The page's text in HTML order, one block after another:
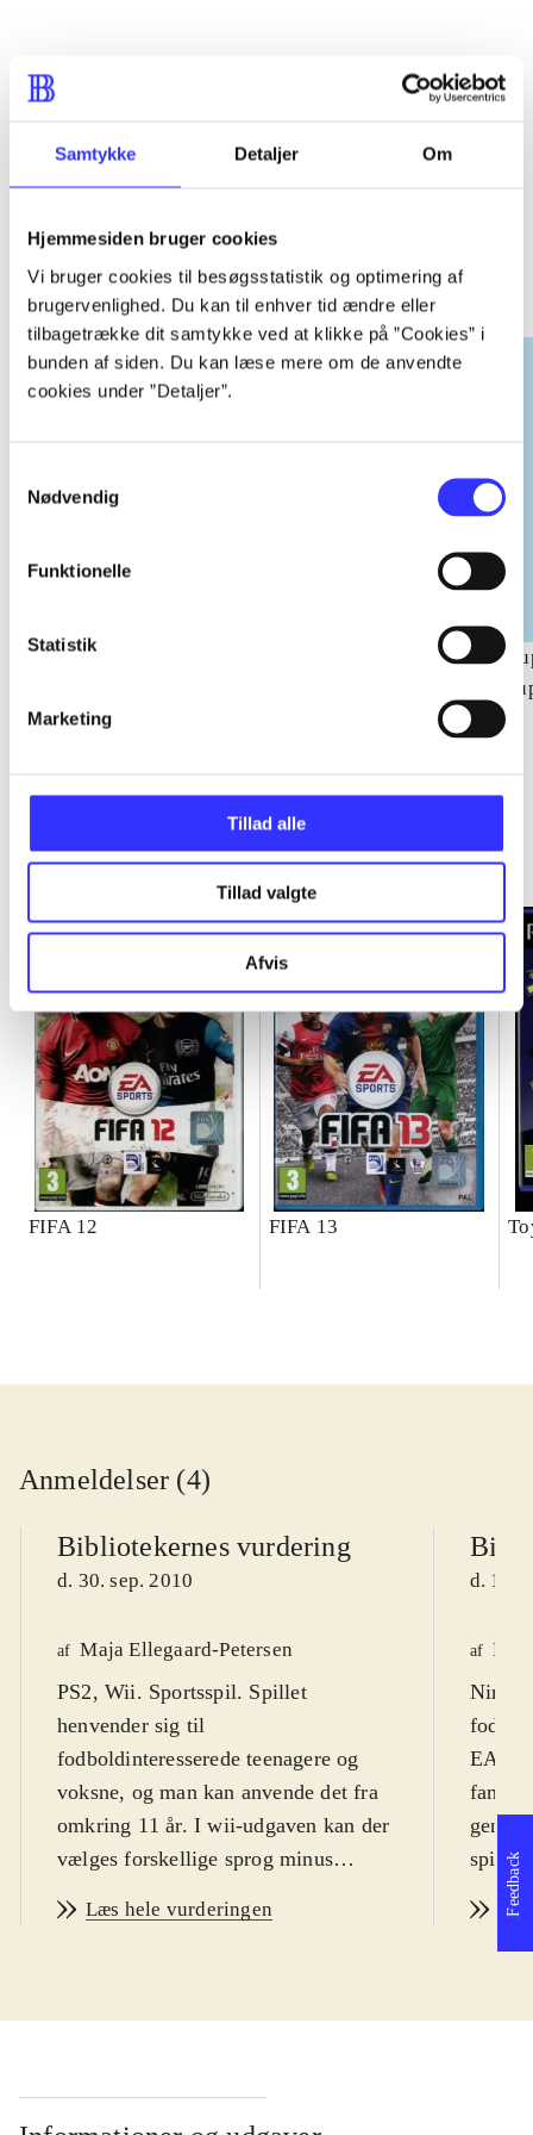
Samtykke Detaljer Om
Hjemmesiden bruger cookies
Vi bruger cookies til besøgsstatistik og optimering af
brugervenlighed. Du kan til enhver tid ændre eller
tilbagetrække dit samtykke ved at klikke på ”Cookies” i
bunden af siden. Du kan læse mere om de anvendte
cookies under ”Detaljer”.
Nødvendig
Funktionelle
Statistik
Marketing
Tillad alle
Tillad valgte
Afvis
EA sports
Gå til serien
NHL (Pc)
Minder om
FIFA 12 FIFA 13
Anmeldelser (4)
Bibliotekernes vurdering
d. 30. sep. 2010
af Maja Ellegaard-Petersen
PS2, Wii. Sportsspil. Spillet
henvender sig til
fodboldinteresserede teenagere og
voksne, og man kan anvende det fra
omkring 11 år. I wii-udgaven kan der
vælges forskellige sprog minus
mellem flere sprog inklusiv dansk.
enkeltspiller eller manager kan spille
Man kan også lave sin egen spiller.
Grafikken er i begge spil fin uden at
Læs hele vurderingen
d. 14.
af
EA
fans
spille
og
så er
spil,
Feedback